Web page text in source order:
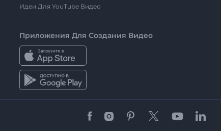
Идеи Для YouTube Видео
Приложения Для Создания Видео